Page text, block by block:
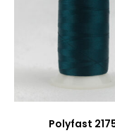
Polyfast